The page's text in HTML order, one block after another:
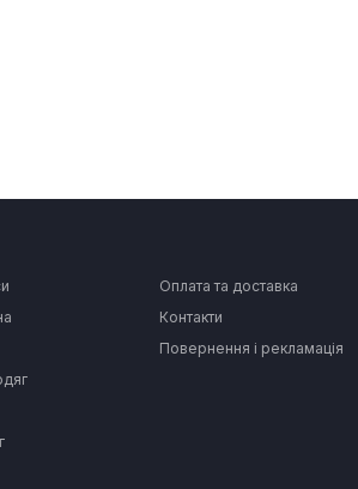
Оплата та доставка
Контакти
Повернення і рекламація